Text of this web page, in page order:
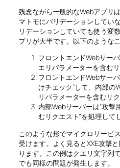
残念ながら一般的なWebアプリ
マトモにバリデーションしてい
リデーションしていても使う変
プリが大半です。以下のような
フロントエンドWebサー
エリパラメーターを含む
フロントエンドWebサー
けチェック”して、内部の
リパラメーターを含むリ
内部Webサーバーは”攻撃
むリクエスト”を処理して
このような形でマイクロサービ
受けます。よく見るとXXE攻撃
ります。この例はクエリ文字列
でも同様の問題が発生します。